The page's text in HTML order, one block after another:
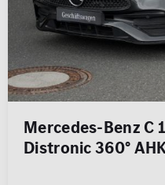
Mercedes-Benz C
Distronic 360°